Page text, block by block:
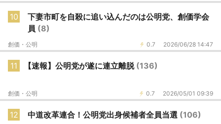
10
下妻市町を自殺に追い込んだのは公明党、創価学会
員 (8)
0.7 2026/06/28 14:47
創価・公明
11 【速報】公明党が遂に連立離脱 (136)
0.7 2026/05/01 09:39
創価・公明
12 中道改革連合！公明党出身候補者全員当選 (106)